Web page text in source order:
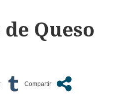
Queso